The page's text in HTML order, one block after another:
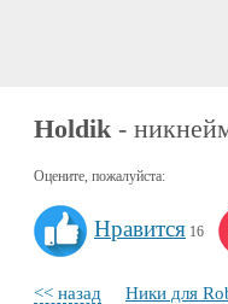
Holdik -
Оцените, пожалуйста:
Нравится 16
<< назад Ники для